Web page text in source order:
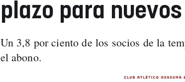
plazo para
Un 3,8 por ciento de los socios de la
el abono.